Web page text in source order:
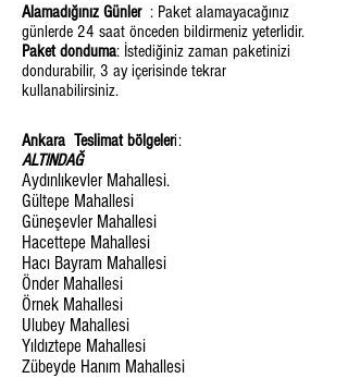
Alamadığınız Günler: Paket alamayacağınız
günlerde 24 saat önceden bildirmeniz yeterlidir.
Paket donduma: İstediğiniz zaman paketinizi
dondurabilir, 3 ay içerisinde tekrar
kullanabilirsiniz.
Ankara Teslimat bölgeleri:
ALTINDAĞ
Aydınlıkevler Mahallesi.
Gültepe Mahallesi
Güneşevler Mahallesi
Hacettepe Mahallesi
Hacı Bayram Mahallesi
Önder Mahallesi
Örnek Mahallesi
Ulubey Mahallesi
Yıldıztepe Mahallesi
Zübeyde Hanım Mahallesi